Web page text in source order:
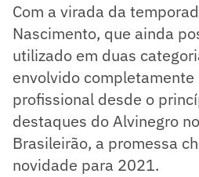
Com a virada da
Nascimento, que ainda
utilizado em duas
envolvido
profissional desde o
destaques do Alvinegro
Brasileirão, a promessa
novidade para 2021.